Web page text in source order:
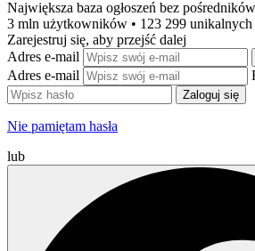
Największa baza ogłoszeń bez pośredników
3 mln użytkowników • 123 299 unikalnych
Zarejestruj się, aby przejść dalej
Adres e-mail
Adres e-mail
Zaloguj się
Nie pamiętam hasła
lub